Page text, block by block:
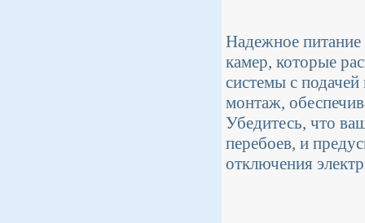
Надежное
камер, которые
системы с
монтаж,
Убедитесь, что
перебоев, и
отключения